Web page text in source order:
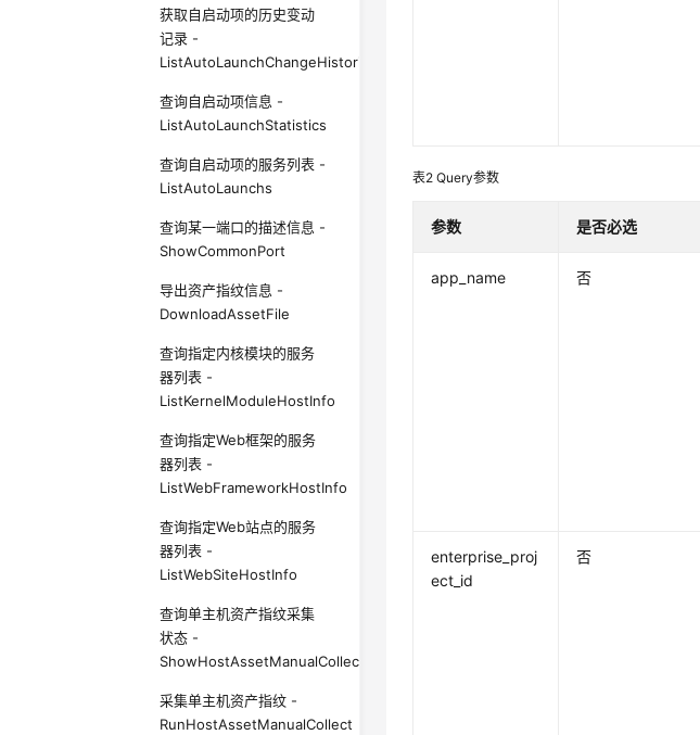
获取自启动项的历史变动
记录 -
ListAutoLaunchChangeHistories
查询自启动项信息 -
ListAutoLaunchStatistics
查询自启动项的服务列表 -
ListAutoLaunchs
查询某一端口的描述信息 -
ShowCommonPort
导出资产指纹信息 -
DownloadAssetFile
查询指定内核模块的服务
器列表 -
ListKernelModuleHostInfo
查询指定Web框架的服务
器列表 -
ListWebFrameworkHostInfo
查询指定Web站点的服务
器列表 -
ListWebSiteHostInfo
查询单主机资产指纹采集
状态 -
ShowHostAssetManualCollectStatus
采集单主机资产指纹 -
RunHostAssetManualCollect
表2Query参数
参数 是否必选
app_name 否
enterprise_proj
ect_id
否